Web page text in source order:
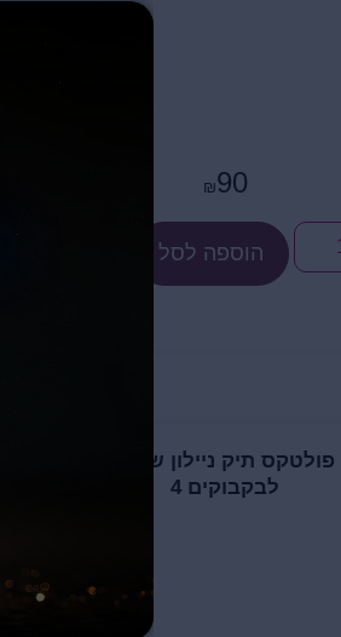
₪90
הוספה לסל
פולטקס תיק ניילון שחור
לבקבוקים 4